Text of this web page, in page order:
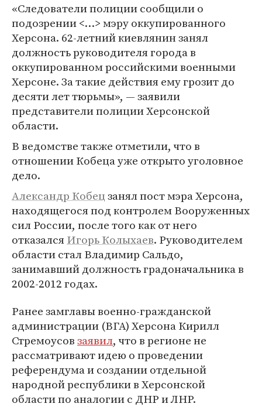
«Следователи полиции сообщили о
подозрении <…> мэру оккупированного
Херсона. 62-летний киевлянин занял
должность руководителя города в
оккупированном российскими военными
Херсоне. За такие действия ему грозит до
десяти лет тюрьмы», — заявили
представители полиции Херсонской
области.
В ведомстве также отметили, что в
отношении Кобеца уже открыто уголовное
дело.
Александр Кобецзанял пост мэра Херсона,
находящегося под контролем Вооруженных
сил России, после того как от него
отказалсяИгорь Колыхаев. Руководителем
области стал Владимир Сальдо,
занимавший должность градоначальника в
2002-2012 годах.
Ранее замглавы военно-гражданской
администрации (ВГА) Херсона Кирилл
Стремоусовзаявил, что в регионе не
рассматривают идею о проведении
референдума и создании отдельной
народной республики в Херсонской
области по аналогии с ДНР и ЛНР.